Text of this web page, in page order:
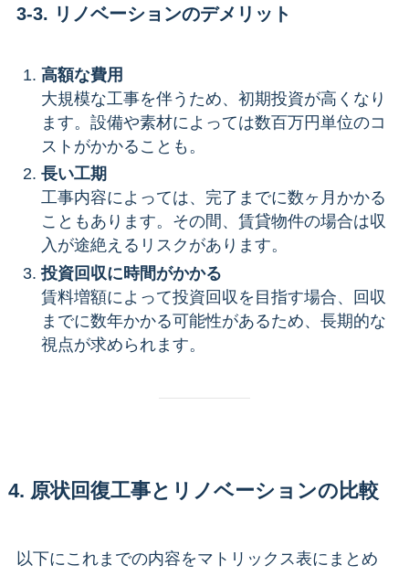
3-3. リノベーションのデメリット
高額な費用
大規模な工事を伴うため、初期投資が高くなり
ます。設備や素材によっては数百万円単位のコ
ストがかかることも。
長い工期
工事内容によっては、完了までに数ヶ月かかる
こともあります。その間、賃貸物件の場合は収
入が途絶えるリスクがあります。
投資回収に時間がかかる
賃料増額によって投資回収を目指す場合、回収
までに数年かかる可能性があるため、長期的な
視点が求められます。
4. 原状回復工事とリノベーションの比較
以下にこれまでの内容をマトリックス表にまとめ